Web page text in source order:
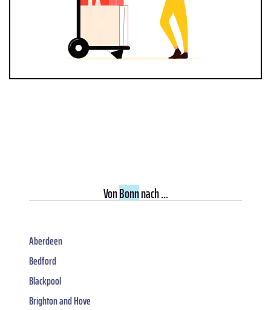
VonBonnnach ...
Aberdeen
Bedford
Blackpool
Brighton and Hove